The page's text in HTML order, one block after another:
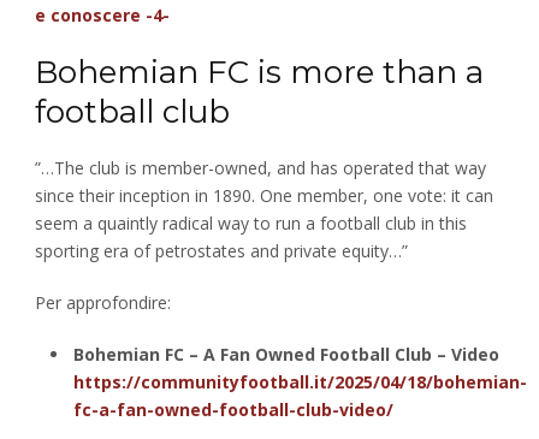
e conoscere -4-
Bohemian FC is more than a
football club
”…The club is member-owned, and has operated that way
since their inception in 1890. One member, one vote: it can
seem a quaintly radical way to run a football club in this
sporting era of petrostates and private equity…”
Per approfondire:
Bohemian FC – A Fan Owned Football Club – Video
https://communityfootball.it/2025/04/18/bohemian-
fc-a-fan-owned-football-club-video/